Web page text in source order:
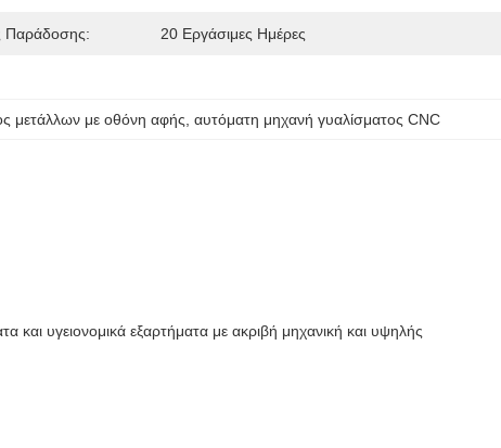
Παράδοσης: 20 Εργάσιμες Ημέρες
μετάλλων με οθόνη αφής , αυτόματη μηχανή γυαλίσματος CNC
και υγειονομικά εξαρτήματα με ακριβή μηχανική και υψηλής